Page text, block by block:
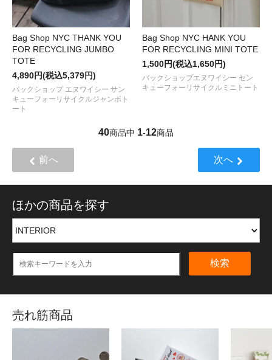
Bag Shop NYC THANK YOU
FOR RECYCLING JUMBO
TOTE
4,890円(税込5,379円)
バックショップ エヌワイシー サン
キューフォーリサイクルジャンボト
ート
Bag Shop NYC HANK YOU
FOR RECYCLING MINI TOTE
1,500円(税込1,650円)
バックショップエヌワイシー セン
キューフォーリサイクルミニトート
40商品中 1-12商品
前へ 次へ
ほかの商品を探す
検索
売れ筋商品